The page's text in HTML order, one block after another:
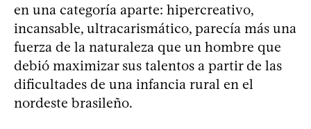
en una categoría aparte: hipercreativo,
incansable, ultracarismático, parecía más una
fuerza de la naturaleza que un hombre que
debió maximizar sus talentos a partir de las
dificultades de una infancia rural en el
nordeste brasileño.